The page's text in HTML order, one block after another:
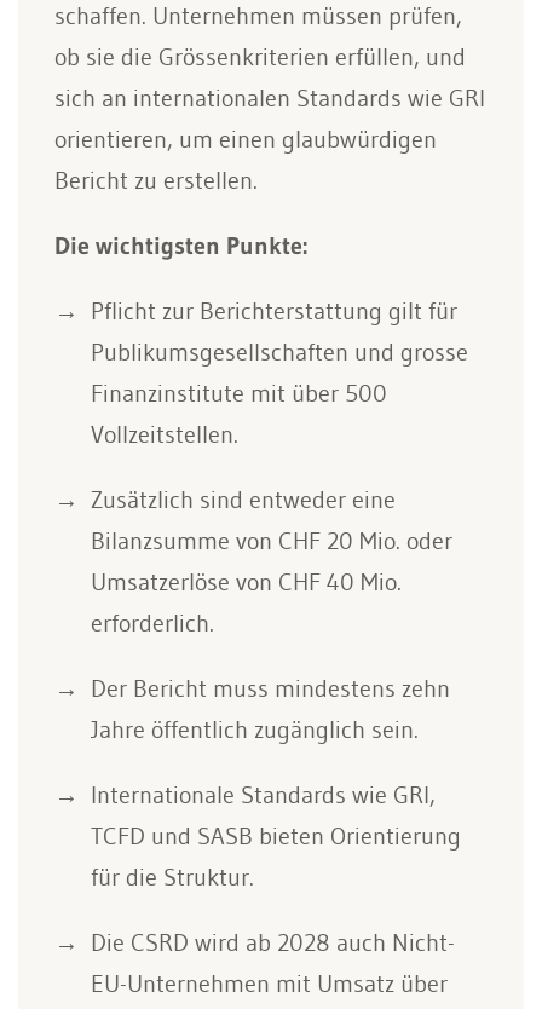
schaffen. Unternehmen müssen prüfen,
ob sie die Grössenkriterien erfüllen, und
sich an internationalen Standards wie GRI
orientieren, um einen glaubwürdigen
Bericht zu erstellen.
Die wichtigsten Punkte:
Pflicht zur Berichterstattung gilt für
Publikumsgesellschaften und grosse
Finanzinstitute mit über 500
Vollzeitstellen.
Zusätzlich sind entweder eine
Bilanzsumme von CHF 20 Mio. oder
Umsatzerlöse von CHF 40 Mio.
erforderlich.
Der Bericht muss mindestens zehn
Jahre öffentlich zugänglich sein.
Internationale Standards wie GRI,
TCFD und SASB bieten Orientierung
für die Struktur.
Die CSRD wird ab 2028 auch Nicht-
EU-Unternehmen mit Umsatz über